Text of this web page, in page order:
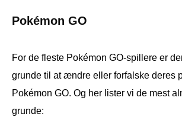
Pokémon GO
For de fleste Pokémon GO-spillere er
grunde til at ændre eller forfalske deres
Pokémon GO. Og her lister vi de mest
grunde: